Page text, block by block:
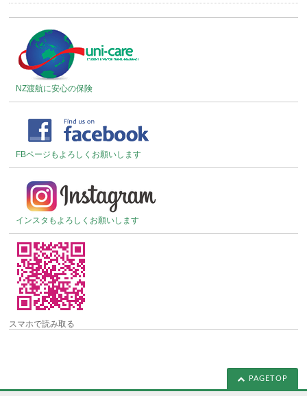
NZ渡航に安心の保険
FBページもよろしくお願いします
インスタもよろしくお願いします
スマホで読み取る
PAGETOP